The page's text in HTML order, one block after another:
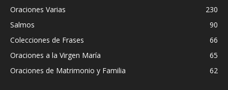
Oraciones Varias
230
Salmos
90
Colecciones de Frases
66
Oraciones a la Virgen María
65
Oraciones de Matrimonio y Familia
62